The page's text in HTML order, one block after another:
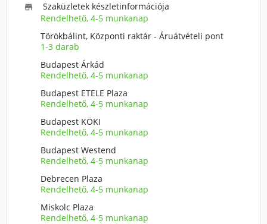

Szaküzletek készletinformációja
Rendelhető, 4-5 munkanap
Törökbálint, Központi raktár - Áruátvételi pont
1-3 darab
Budapest Árkád
Rendelhető, 4-5 munkanap
Budapest ETELE Plaza
Rendelhető, 4-5 munkanap
Budapest KÖKI
Rendelhető, 4-5 munkanap
Budapest Westend
Rendelhető, 4-5 munkanap
Debrecen Plaza
Rendelhető, 4-5 munkanap
Miskolc Plaza
Rendelhető, 4-5 munkanap